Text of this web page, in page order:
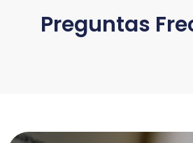
Preguntas